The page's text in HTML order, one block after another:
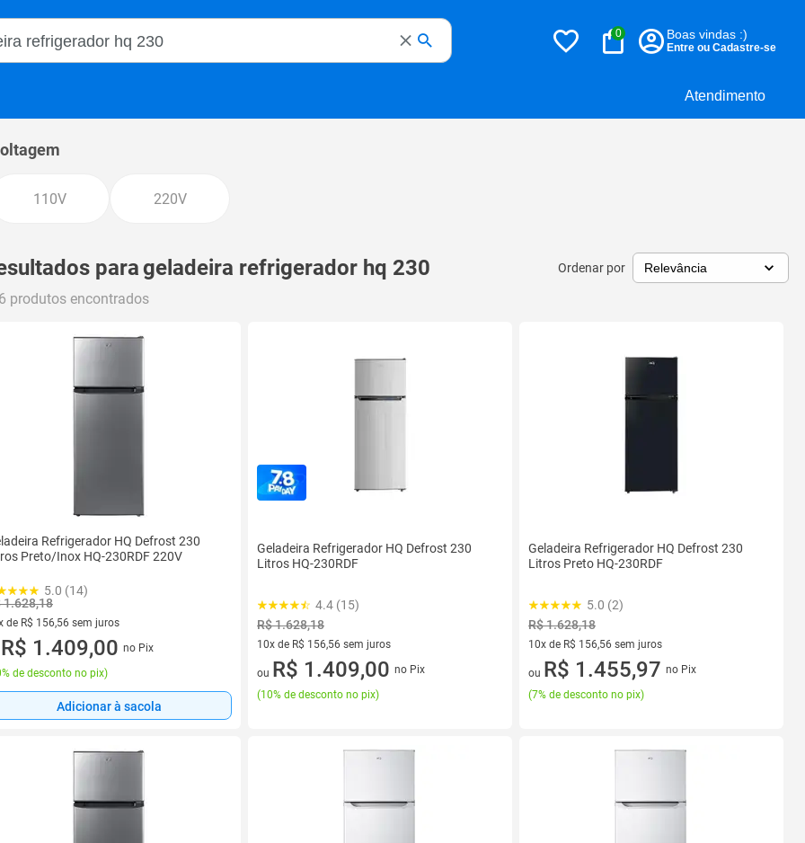
Atendimento
Magalu
0 Boas vindas :)
Entre ou Cadastre-se
110V 220V
parageladeira refrigerador hq 230 Ordenar por
produtos encontrados
Refrigerador HQ Defrost 230
Preto/Inox HQ-230RDF 220V
5.0 (14)
1.628,18
de R$ 156,56 sem juros
vez de R$ 156,56 sem juros
R$ 1.409,00 no Pix
de desconto no pix)
Adicionar à sacola
Geladeira Refrigerador HQ Defrost 230
Litros HQ-230RDF
4.4 (15)
R$ 1.628,18
10x de R$ 156,56 sem juros
10 vez de R$ 156,56 sem juros
ou R$ 1.409,00 no Pix
(10% de desconto no pix)
Geladeira Refrigerador HQ Defrost 230
Litros Preto HQ-230RDF
5.0 (2)
R$ 1.628,18
10x de R$ 156,56 sem juros
10 vez de R$ 156,56 sem juros
ou R$ 1.455,97 no Pix
(7% de desconto no pix)